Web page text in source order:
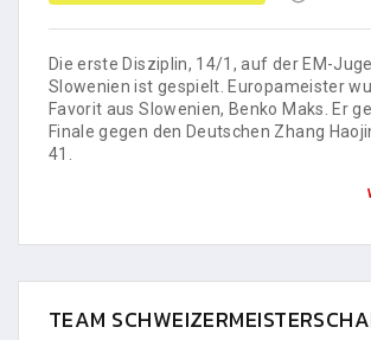
Die erste Disziplin, 14/1, auf der EM-
Slowenien ist gespielt. Europameister
Favorit aus Slowenien, Benko Maks. Er
Finale gegen den Deutschen Zhang
41.
TEAM